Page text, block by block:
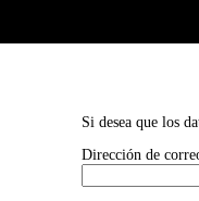
Si desea que los
Dirección de